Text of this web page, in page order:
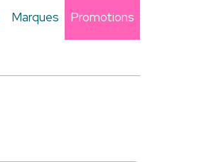
Marques Promotions